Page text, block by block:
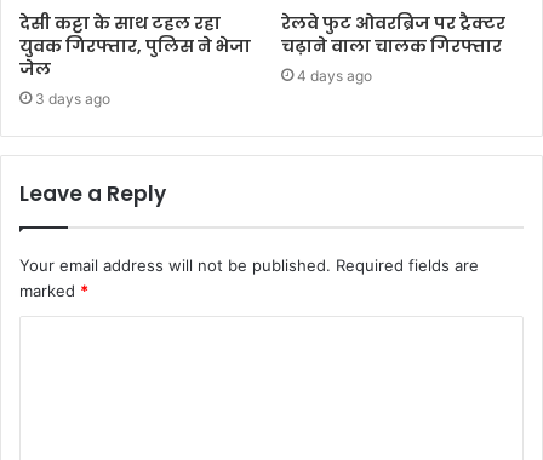
देसी कट्टा के साथ टहल रहा
युवक गिरफ्तार, पुलिस ने भेजा
जेल
3 days ago
रेलवे फुट ओवरब्रिज पर ट्रैक्टर
चढ़ाने वाला चालक गिरफ्तार
4 days ago
Leave a Reply
Your email address will not be published. Required fields are
marked *